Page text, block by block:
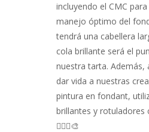
incluyendo el CMC
manejo óptimo del
tendrá una cabellera
cola brillante será el
nuestra tarta. Además,
dar vida a nuestras
pintura en fondant,
brillantes y rotuladores
🧜‍♀️✨🎨